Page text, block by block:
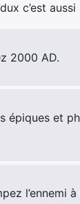
c’est aussi
2000 AD.
épiques et
l’ennemi à